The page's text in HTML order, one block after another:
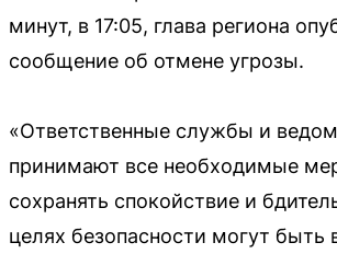
минут, в 17:05, глава региона
сообщение об отмене угрозы.
«Ответственные службы и
принимают все необходимые
сохранять спокойствие и
целях безопасности могут быть